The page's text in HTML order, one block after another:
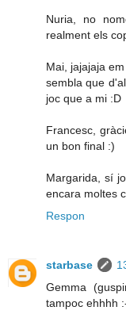
Nuria, no
realment els
Mai, jajajaja
sembla que
joc que a mi :D
Francesc,
un bon final :)
Margarida, sí
encara moltes
Respon
starbase
Gemma
tampoc ehhhh